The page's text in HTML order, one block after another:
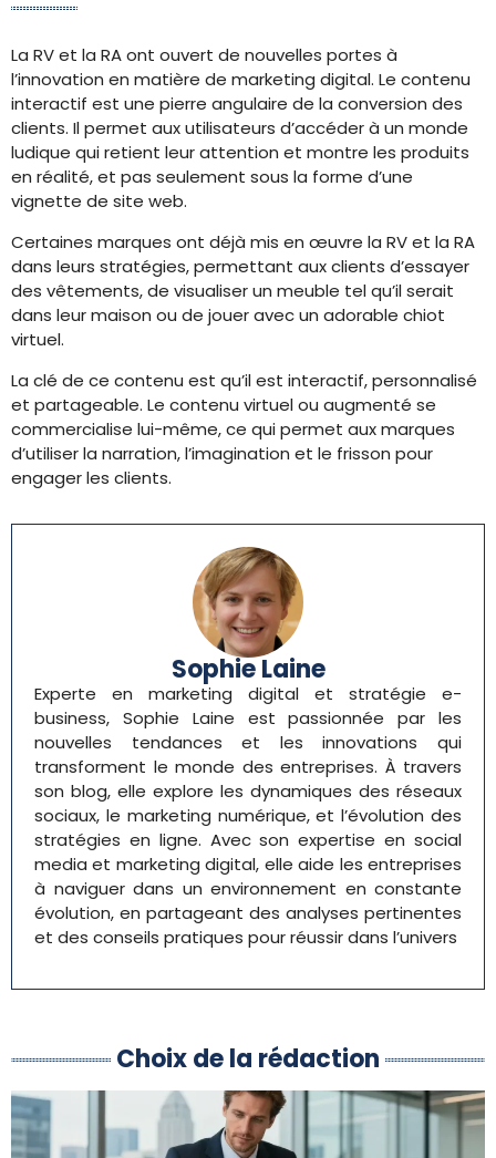
La RV et la RA ont ouvert de nouvelles portes à
l’innovation en matière de marketing digital. Le contenu
interactif est une pierre angulaire de la conversion des
clients. Il permet aux utilisateurs d’accéder à un monde
ludique qui retient leur attention et montre les produits
en réalité, et pas seulement sous la forme d’une
vignette de site web.
Certaines marques ont déjà mis en œuvre la RV et la RA
dans leurs stratégies, permettant aux clients d’essayer
des vêtements, de visualiser un meuble tel qu’il serait
dans leur maison ou de jouer avec un adorable chiot
virtuel.
La clé de ce contenu est qu’il est interactif, personnalisé
et partageable. Le contenu virtuel ou augmenté se
commercialise lui-même, ce qui permet aux marques
d’utiliser la narration, l’imagination et le frisson pour
engager les clients.
Sophie Laine
Experte en marketing digital et stratégie e-
business, Sophie Laine est passionnée par les
nouvelles tendances et les innovations qui
transforment le monde des entreprises. À travers
son blog, elle explore les dynamiques des réseaux
sociaux, le marketing numérique, et l’évolution des
stratégies en ligne. Avec son expertise en social
media et marketing digital, elle aide les entreprises
à naviguer dans un environnement en constante
évolution, en partageant des analyses pertinentes
et des conseils pratiques pour réussir dans l’univers
Choix de la rédaction